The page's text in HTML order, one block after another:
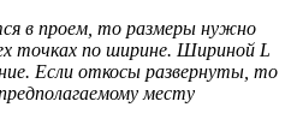
в проем, то размеры нужно
точках по ширине. Шириной L
Если откосы развернуты, то
месту